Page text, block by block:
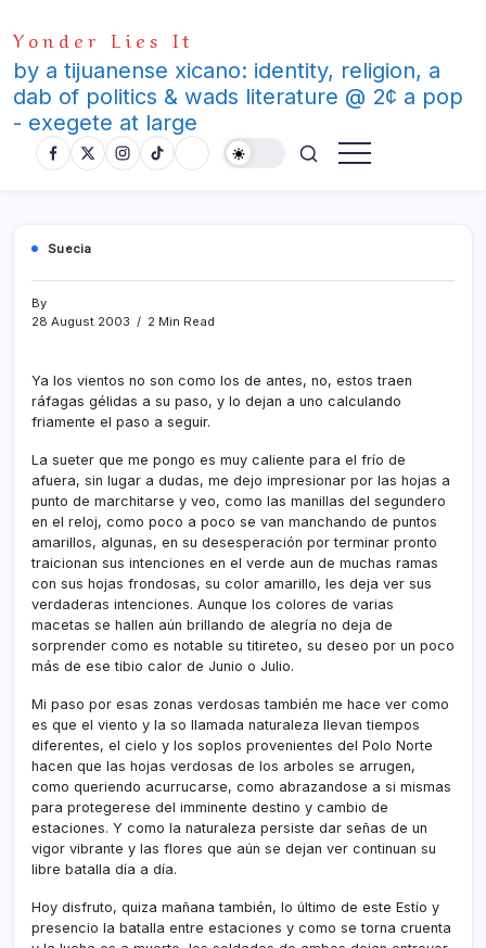
to
content
Yonder Lies It
by a tijuanense xicano: identity, religion, a
dab of politics & wads literature @ 2¢ a pop
- exegete at large
Suecia
By
28 August 2003
2 Min Read
Ya los vientos no son como los de antes, no, estos traen
ráfagas gélidas a su paso, y lo dejan a uno calculando
friamente el paso a seguir.
La sueter que me pongo es muy caliente para el frí­o de
afuera, sin lugar a dudas, me dejo impresionar por las hojas a
punto de marchitarse y veo, como las manillas del segundero
en el reloj, como poco a poco se van manchando de puntos
amarillos, algunas, en su desesperación por terminar pronto
traicionan sus intenciones en el verde aun de muchas ramas
con sus hojas frondosas, su color amarillo, les deja ver sus
verdaderas intenciones. Aunque los colores de varias
macetas se hallen aún brillando de alegrí­a no deja de
sorprender como es notable su titireteo, su deseo por un poco
más de ese tibio calor de Junio o Julio.
Mi paso por esas zonas verdosas también me hace ver como
es que el viento y la so llamada naturaleza llevan tiempos
diferentes, el cielo y los soplos provenientes del Polo Norte
hacen que las hojas verdosas de los arboles se arrugen,
como queriendo acurrucarse, como abrazandose a si mismas
para protegerese del imminente destino y cambio de
estaciones. Y como la naturaleza persiste dar señas de un
vigor vibrante y las flores que aún se dejan ver continuan su
libre batalla dí­a a dí­a.
Hoy disfruto, quiza mañana también, lo último de este Estí­o y
presencio la batalla entre estaciones y como se torna cruenta